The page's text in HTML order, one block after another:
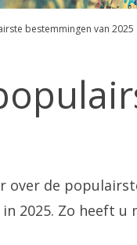
bestemmingen van 2025
over de
2025. Zo heeft